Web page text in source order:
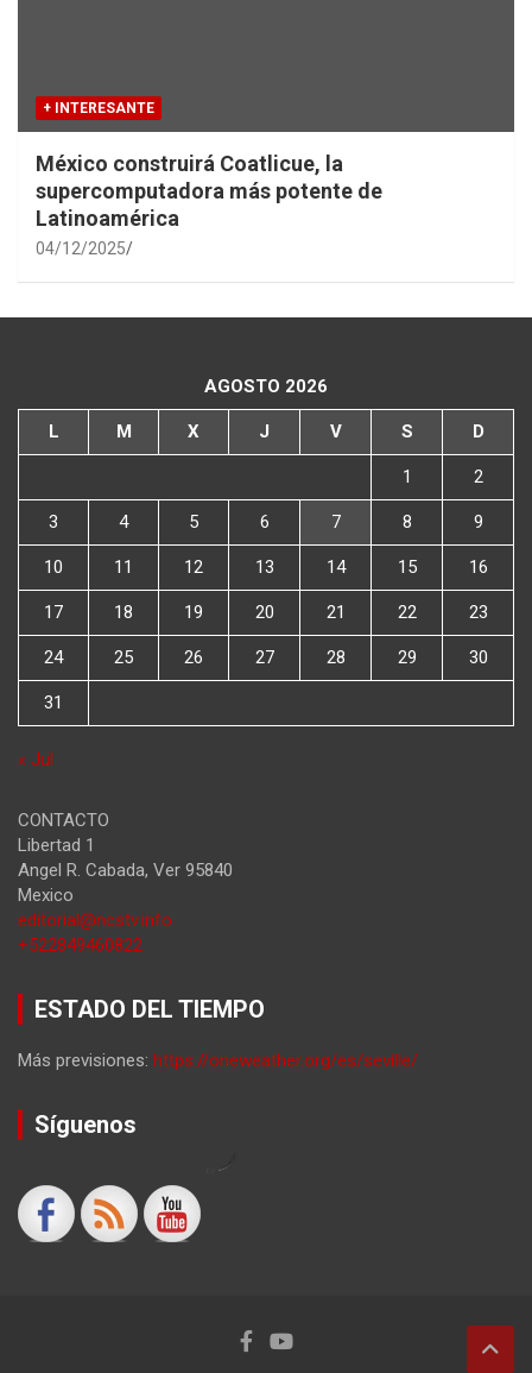
+ INTERESANTE
México construirá Coatlicue, la
supercomputadora más potente de
Latinoamérica
04/12/2025
AGOSTO 2026
L M X J V S D
1 2
3 4 5 6 7 8 9
10 11 12 13 14 15 16
17 18 19 20 21 22 23
24 25 26 27 28 29 30
31
« Jul
CONTACTO
Libertad 1
Angel R. Cabada, Ver 95840
Mexico
editorial@ncstv.info
+522849460822
ESTADO DEL TIEMPO
Más previsiones: https://oneweather.org/es/seville/
Síguenos